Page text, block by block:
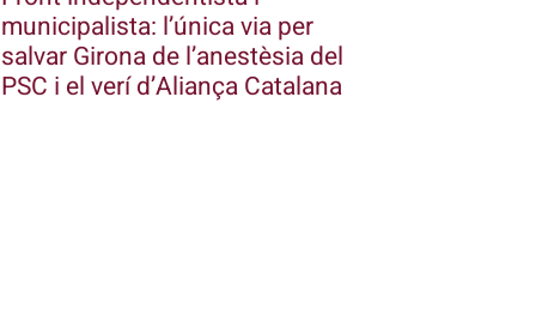
municipalista: l’única via per
salvar Girona de l’anestèsia del
PSC i el verí d’Aliança Catalana